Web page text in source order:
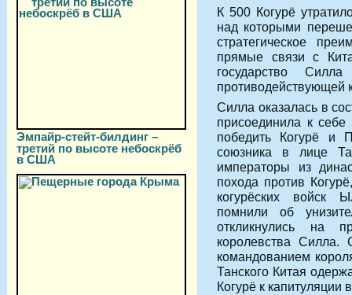
Эмпайр-стейт-билдинг –
третий по высоте небоскрёб
в США
К 500 Когурё
над которыми
стратегическое
прямые связи с
государство
противодействующей
Силла оказалась в
присоединила к
победить Когурё и
союзника в лице
императоры из
похода против
когурёских войск
помнили об
откликнулись на
королевства Силла.
командованием
Танского Китая
Когурё к капитуляции